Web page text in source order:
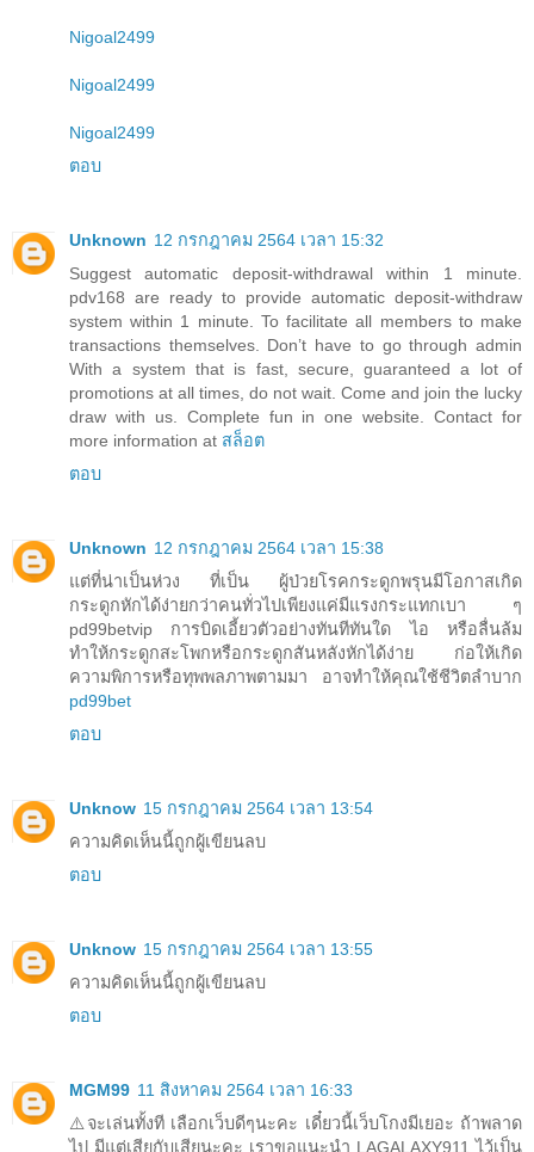
Nigoal2499
Nigoal2499
Nigoal2499
ตอบ
Unknown 12 กรกฎาคม 2564 เวลา 15:32
Suggest automatic deposit-withdrawal within 1 minute.
pdv168 are ready to provide automatic deposit-withdraw
system within 1 minute. To facilitate all members to make
transactions themselves. Don’t have to go through admin
With a system that is fast, secure, guaranteed a lot of
promotions at all times, do not wait. Come and join the lucky
draw with us. Complete fun in one website. Contact for
more information at สล็อต
ตอบ
Unknown 12 กรกฎาคม 2564 เวลา 15:38
แต่ที่น่าเป็นห่วง ที่เป็น ผู้ป่วยโรคกระดูกพรุนมีโอกาสเกิด
กระดูกหักได้ง่ายกว่าคนทั่วไปเพียงแค่มีแรงกระแทกเบา ๆ
pd99betvip การบิดเอี้ยวตัวอย่างทันทีทันใด ไอ หรือลื่นล้ม
ทำให้กระดูกสะโพกหรือกระดูกสันหลังหักได้ง่าย ก่อให้เกิด
ความพิการหรือทุพพลภาพตามมา อาจทำให้คุณใช้ชีวิตลำบาก
pd99bet
ตอบ
Unknow 15 กรกฎาคม 2564 เวลา 13:54
ความคิดเห็นนี้ถูกผู้เขียนลบ
ตอบ
Unknow 15 กรกฎาคม 2564 เวลา 13:55
ความคิดเห็นนี้ถูกผู้เขียนลบ
ตอบ
MGM99 11 สิงหาคม 2564 เวลา 16:33
⚠️จะเล่นทั้งที เลือกเว็บดีๆนะคะ เดี๋ยวนี้เว็บโกงมีเยอะ ถ้าพลาด
ไป มีแต่เสียกับเสียนะคะ เราขอแนะนำ LAGALAXY911 ไว้เป็น